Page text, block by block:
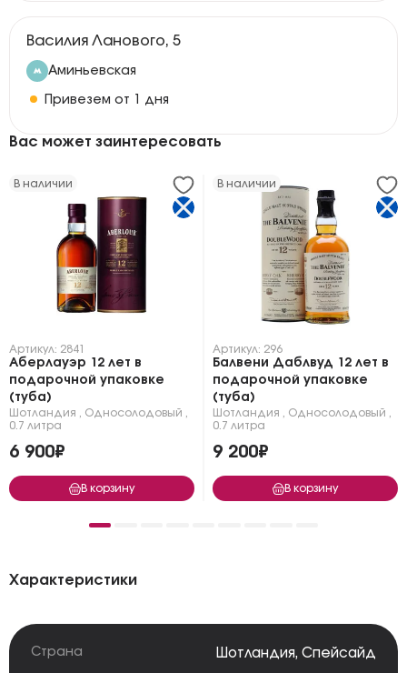
Василия Ланового, 5
Аминьевская
Привезем от 1 дня
Вас может заинтересовать
В наличии
Артикул: 2841
Аберлауэр 12 лет в
подарочной упаковке
(туба)
Шотландия Односолодовый
0.7 литра
6 900₽
В корзину
В наличии
Артикул: 296
Балвени Даблвуд 12 лет в
подарочной упаковке
(туба)
Шотландия Односолодовый
0.7 литра
9 200₽
В корзину
Характеристики
Страна Шотландия, Спейсайд